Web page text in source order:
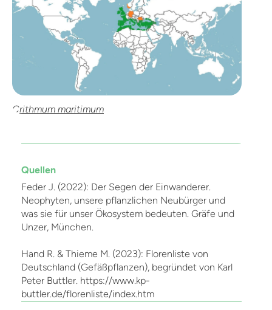
Crithmum maritimum
Quellen
Feder J. (2022): Der Segen der Einwanderer.
Neophyten, unsere pflanzlichen Neubürger und
was sie für unser Ökosystem bedeuten. Gräfe und
Unzer, München.
Hand R. & Thieme M. (2023): Florenliste von
Deutschland (Gefäßpflanzen), begründet von Karl
Peter Buttler. https://www.kp-
buttler.de/florenliste/index.htm